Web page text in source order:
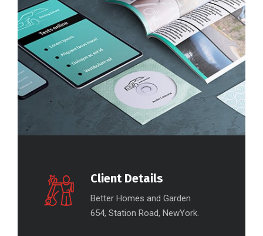
Client Details
Better Homes and Garden
654, Station Road, NewYork.